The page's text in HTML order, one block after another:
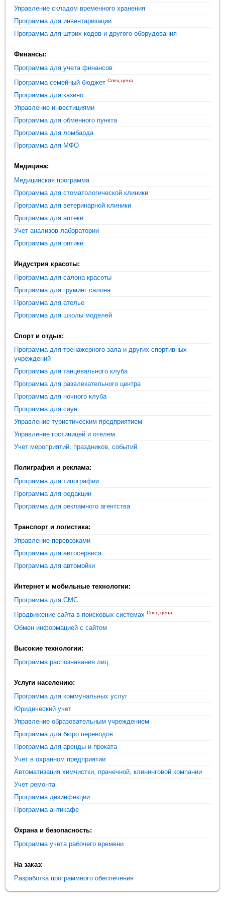
Управление складом временного хранения
Программа для инвентаризации
Программа для штрих кодов и другого оборудования
Финансы:
Программа для учета финансов
Программа семейный бюджет Спец.цена
Программа для казино
Управление инвестициями
Программа для обменного пункта
Программа для ломбарда
Программа для МФО
Медицина:
Медицинская программа
Программа для стоматологической клиники
Программа для ветеринарной клиники
Программа для аптеки
Учет анализов лаборатории
Программа для оптики
Индустрия красоты:
Программа для салона красоты
Программа для груминг салона
Программа для ателье
Программа для школы моделей
Спорт и отдых:
Программа для тренажерного зала и других спортивных
учреждений
Программа для танцевального клуба
Программа для развлекательного центра
Программа для ночного клуба
Программа для саун
Управление туристическим предприятием
Управление гостиницей и отелем
Учет мероприятий, праздников, событий
Полиграфия и реклама:
Программа для типографии
Программа для редакции
Программа для рекламного агентства
Транспорт и логистика:
Управление перевозками
Программа для автосервиса
Программа для автомойки
Интернет и мобильные технологии:
Программа для СМС
Продвижение сайта в поисковых системах Спец.цена
Обмен информацией с сайтом
Высокие технологии:
Программа распознавания лиц
Услуги населению:
Программа для коммунальных услуг
Юридический учет
Управление образовательным учреждением
Программа для бюро переводов
Программа для аренды и проката
Учет в охранном предприятии
Автоматизация химчистки, прачечной, клининговой компании
Учет ремонта
Программа дезинфекции
Программа антикафе
Охрана и безопасность:
Программа учета рабочего времени
На заказ:
Разработка программного обеспечения